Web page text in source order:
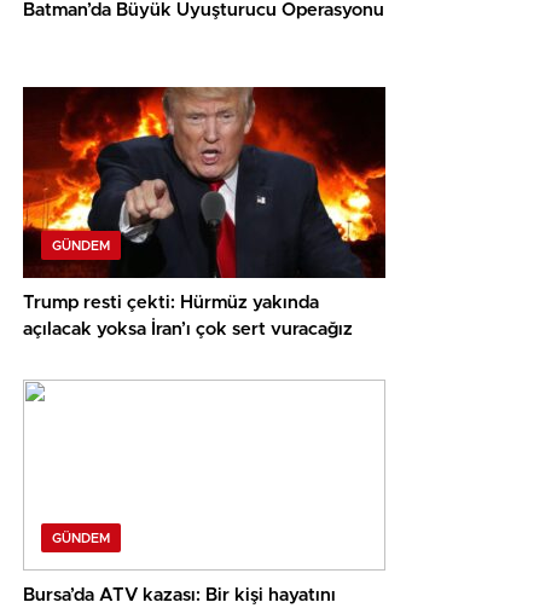
Batman’da Büyük Uyuşturucu Operasyonu
GÜNDEM
Trump resti çekti: Hürmüz yakında
açılacak yoksa İran’ı çok sert vuracağız
GÜNDEM
Bursa’da ATV kazası: Bir kişi hayatını